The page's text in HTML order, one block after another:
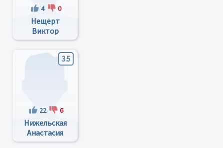
4 0
Нещерт
Виктор
Иванович
3.5
22 6
Нижельская
Анастасия
Викторовна